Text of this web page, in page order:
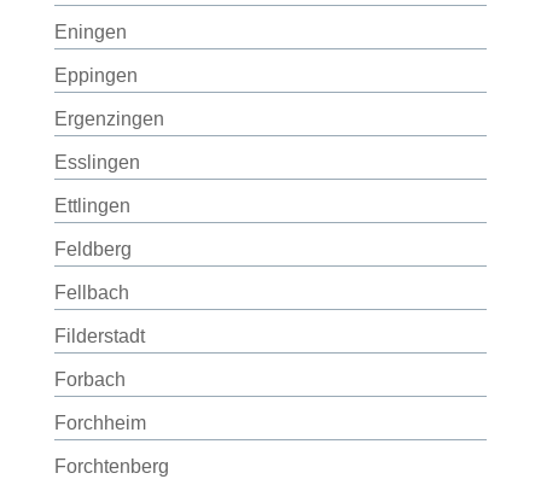
Eningen
Eppingen
Ergenzingen
Esslingen
Ettlingen
Feldberg
Fellbach
Filderstadt
Forbach
Forchheim
Forchtenberg